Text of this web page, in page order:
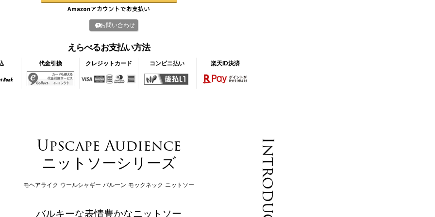
お問い合わせ
えらべるお支払い方法
代金引換 クレジットカード コンビニ払い 楽天ID決済
Upscape Audience
ニットソーシリーズ
モヘアライク ウールシャギー バルーン モックネック ニットソー
バルキーな表情豊かなニットソー